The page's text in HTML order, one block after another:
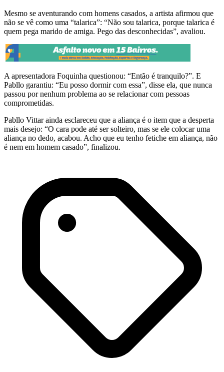
Mesmo se aventurando com homens casados, a artista afirmou que
não se vê como uma “talarica”: “Não sou talarica, porque talarica é
quem pega marido de amiga. Pego das desconhecidas”, avaliou.
A apresentadora Foquinha questionou: “Então é tranquilo?”. E
Pabllo garantiu: “Eu posso dormir com essa”, disse ela, que nunca
passou por nenhum problema ao se relacionar com pessoas
comprometidas.
Pabllo Vittar ainda esclareceu que a aliança é o item que a desperta
mais desejo: “O cara pode até ser solteiro, mas se ele colocar uma
aliança no dedo, acabou. Acho que eu tenho fetiche em aliança, não
é nem em homem casado”, finalizou.